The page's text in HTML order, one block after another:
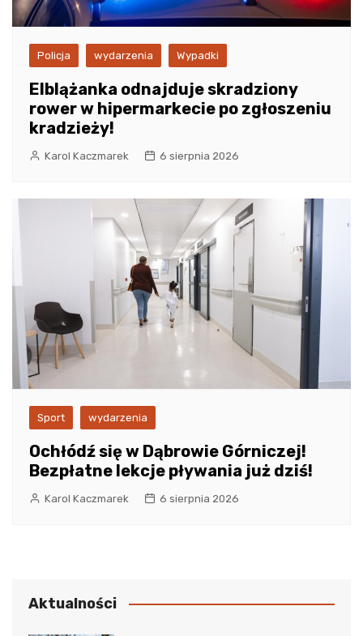
Policja wydarzenia Wypadki
Elblążanka odnajduje skradziony
rower w hipermarkecie po zgłoszeniu
kradzieży!
Karol Kaczmarek 6 sierpnia 2026
Sport wydarzenia
Ochłódź się w Dąbrowie Górniczej!
Bezpłatne lekcje pływania już dziś!
Karol Kaczmarek 6 sierpnia 2026
Aktualności